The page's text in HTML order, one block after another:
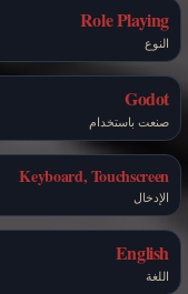
Role Playing
النوع
Godot
صنعت باستخدام
Keyboard, Touchscreen
الإدخال
English
اللغة